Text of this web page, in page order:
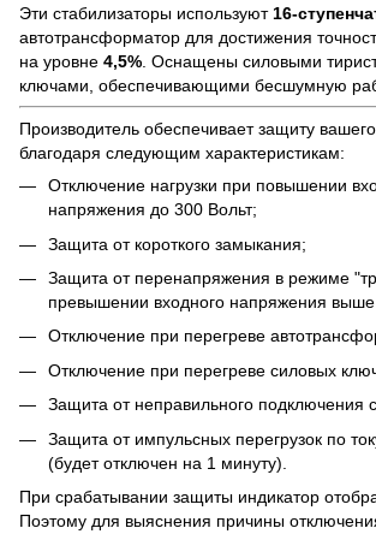
Эти стабилизаторы используют 16-
автотрансформатор для достижения
на уровне 4,5% . Оснащены силовыми
ключами, обеспечивающими бесшумную
Производитель обеспечивает защиту
благодаря следующим характеристикам:
Отключение нагрузки при повышении
напряжения до 300 Вольт;
Защита от короткого замыкания;
Защита от перенапряжения в режиме
превышении входного напряжения выше
Отключение при перегреве
Отключение при перегреве силовых
Защита от неправильного подключения
Защита от импульсных перегрузок по
(будет отключен на 1 минуту).
При срабатывании защиты индикатор
Поэтому для выяснения причины